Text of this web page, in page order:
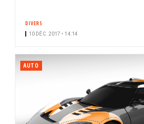
DIVERS
10 DÉC. 2017 • 14:14
AUTO